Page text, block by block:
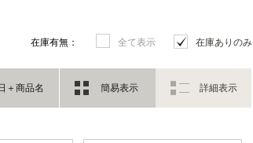
在庫有無： 全て表示 在庫ありのみ
＋商品名 簡易表示 詳細表示